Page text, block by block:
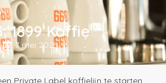
1899 Koffie
7 mei 2025
Private Label koffielijn te starten